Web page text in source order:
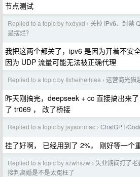
节点测试
Replied to a topic by hxdyxd › 关掉 IPv6、封禁
是摆烂？
我把这两个都关了，ipv6 是因为开着不安
因为 UDP 流量可能无法被正确代理
Replied to a topic by IIxheiheihiea › 运营商光猫
昨天刚搞完，deepseek + cc 直接搞出来
了 tr069 ， 改了桥接
Replied to a topic by jaysonmac › ChatGPT/
挂了好啊， 已经用到了 2%， 刚好等一个
Replied to a topic by szwhszw › 失业期间打了
接判离婚是不是太冤枉了